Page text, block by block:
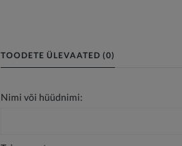
TOODETE ÜLEVAATED (0)
Nimi või hüüdnimi: